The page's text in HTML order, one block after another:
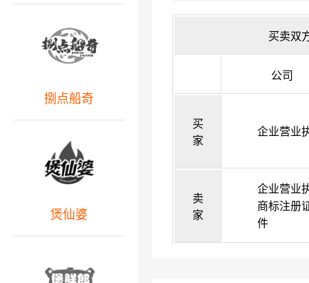
买卖双
公司
买
家
企业营业
卖
家
企业营业
商标注册
件
捌点船奇
煲仙婆